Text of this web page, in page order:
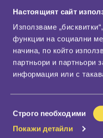
Настоящият сайт
Използваме
функции на социални
начина, по който
партньори и партньори
информация или с
на
съгласие
Строго nеобходими
Покажи детайли
По бранд
Промотирани гуми
Доставка и плащане
Политика за